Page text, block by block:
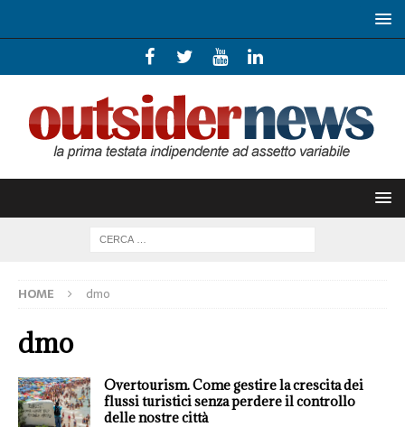
HOME dmo
dmo
Overtourism. Come gestire la crescita dei
flussi turistici senza perdere il controllo
delle nostre città